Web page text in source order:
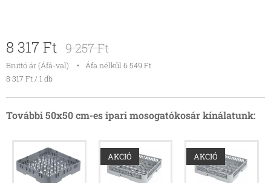
8 317 Ft 9 257Ft
Bruttó ár (Áfá-val)
Áfa nélkül 6 549 Ft
8 317 Ft / 1 db
További 50x50 cm-es ipari mosogatókosár kínálatunk:
AKCIÓ AKCIÓ